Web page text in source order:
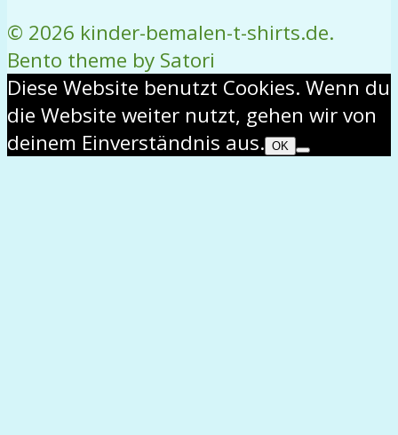
© 2026 kinder-bemalen-t-shirts.de.
Bento theme by Satori
Diese Website benutzt Cookies. Wenn du
die Website weiter nutzt, gehen wir von
deinem Einverständnis aus. OK